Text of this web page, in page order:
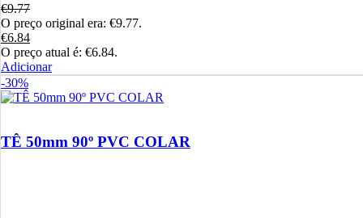
€9.77
O preço original era: €9.77.
€6.84
O preço atual é: €6.84.
Adicionar
-30%
TÊ 50mm 90º PVC COLAR